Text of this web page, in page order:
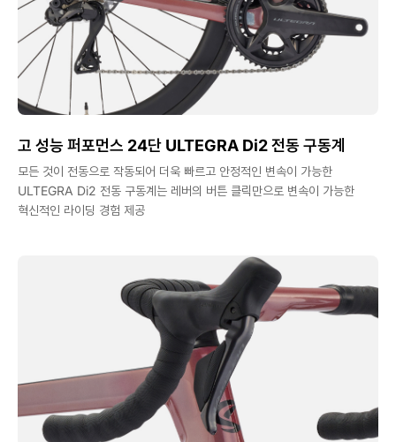
고 성능 퍼포먼스 24단 ULTEGRA Di2 전동 구동계
모든 것이 전동으로 작동되어 더욱 빠르고 안정적인 변속이 가능한
ULTEGRA Di2 전동 구동계는 레버의 버튼 클릭만으로 변속이 가능한
혁신적인 라이딩 경험 제공